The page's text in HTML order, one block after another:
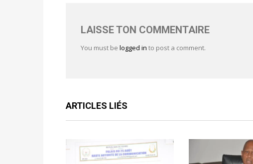
LAISSE TON COMMENTAIRE
You must be logged in to post a comment.
ARTICLES LIÉS